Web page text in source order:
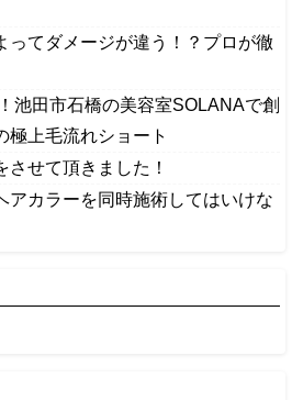
ってダメージが違う！？プロが徹
池田市石橋の美容室SOLANAで創
極上毛流れショート
せて頂きました！
アカラーを同時施術してはいけな